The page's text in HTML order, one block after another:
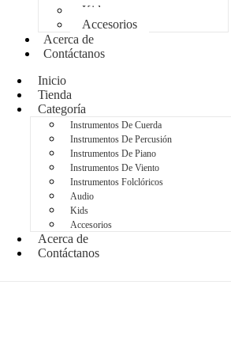
Kids
Accesorios
Acerca de
Contáctanos
Inicio
Tienda
Categoría
Instrumentos De Cuerda
Instrumentos De Percusión
Instrumentos De Piano
Instrumentos De Viento
Instrumentos Folclóricos
Audio
Kids
Accesorios
Acerca de
Contáctanos